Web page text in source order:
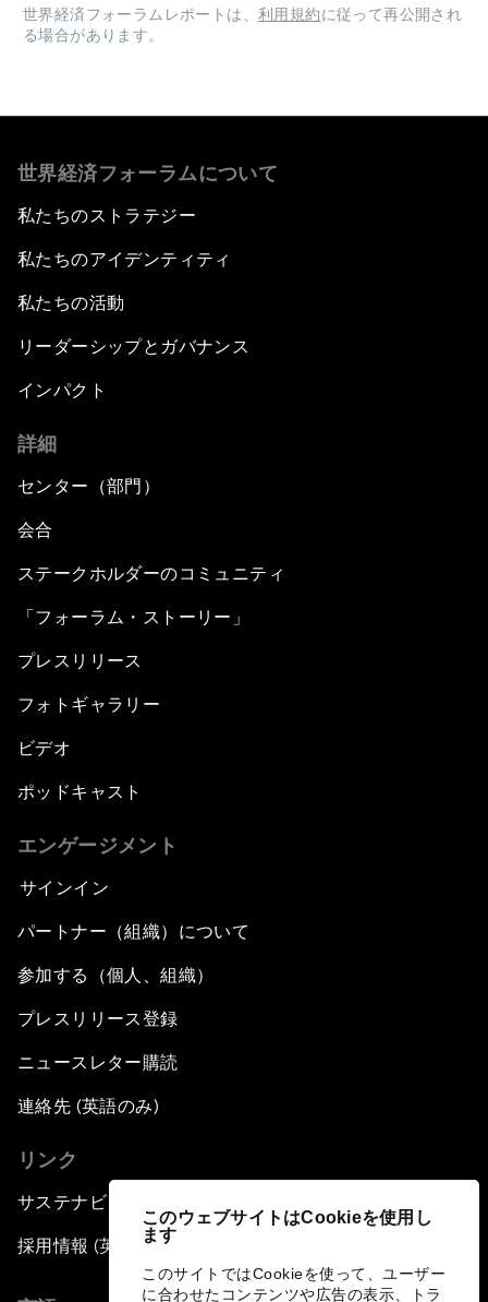
このウェブサイトはCookieを使用し
ます
このサイトではCookieを使って、ユーザー
に合わせたコンテンツや広告の表示、トラ
世界経済フォーラムレポートは、 利用規約に従って再公開され
る場合があります。
世界経済フォーラムについて
私たちのストラテジー
私たちのアイデンティティ
私たちの活動
リーダーシップとガバナンス
インパクト
詳細
センター（部門）
会合
ステークホルダーのコミュニティ
「フォーラム・ストーリー」
プレスリリース
フォトギャラリー
ビデオ
ポッドキャスト
エンゲージメント
サインイン
パートナー（組織）について
参加する（個人、組織）
プレスリリース登録
ニュースレター購読
連絡先 (英語のみ)
リンク
サステナビリティへの取り組み
採用情報 (英語のみ)